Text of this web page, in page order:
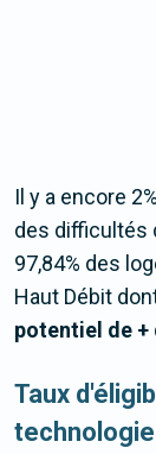
Il y a encore
des difficultés
97,84% des
Haut Débit
potentiel de +
Taux